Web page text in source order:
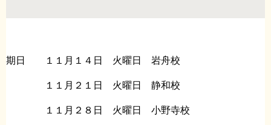
期日 １１月１４日 火曜日 岩舟校
１１月２１日 火曜日 静和校
１１月２８日 火曜日 小野寺校